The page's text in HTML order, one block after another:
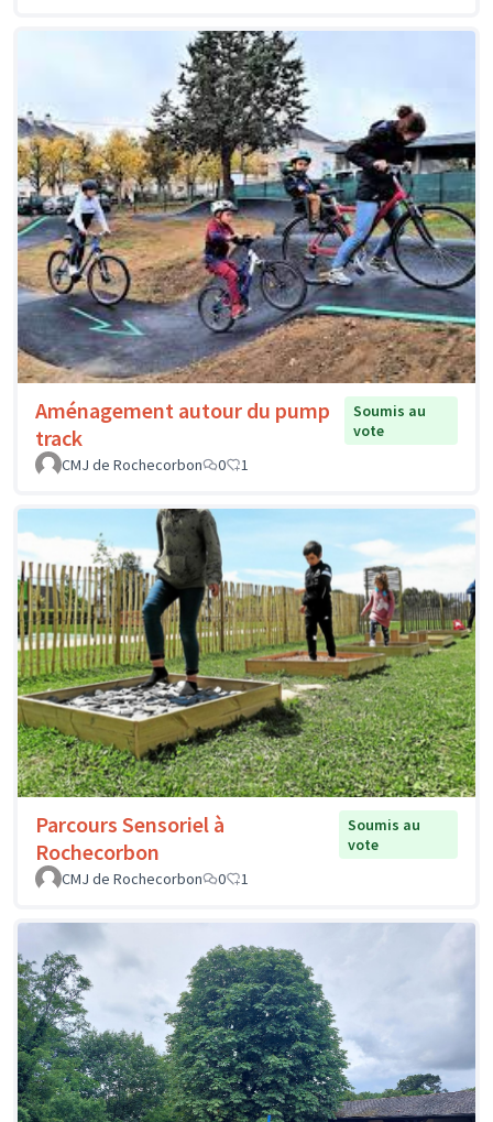
Aménagement autour du pump
track
Soumis au
vote
CMJ de Rochecorbon
0 1
Parcours Sensoriel à
Rochecorbon
Soumis au
vote
CMJ de Rochecorbon
0 1